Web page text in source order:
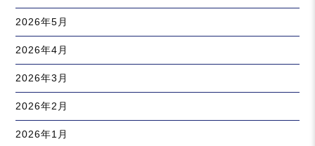
2026年5月
2026年4月
2026年3月
2026年2月
2026年1月